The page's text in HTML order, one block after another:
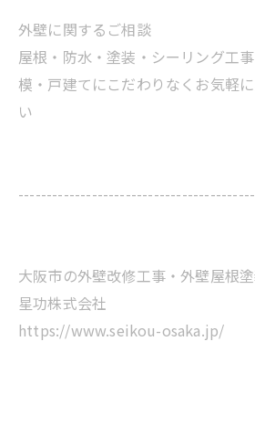
外壁に関するご相談
屋根・防水・塗装・シーリング工
模・戸建てにこだわりなくお気軽
い
大阪市の外壁改修工事・外壁屋根
星功株式会社
https://www.seikou-osaka.jp/